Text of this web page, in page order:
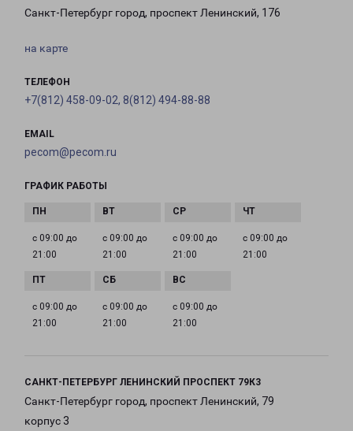
Санкт-Петербург город, проспект Ленинский, 176
на карте
ТЕЛЕФОН
+7(812) 458-09-02, 8(812) 494-88-88
EMAIL
pecom@pecom.ru
ГРАФИК РАБОТЫ
с 09:00 до
21:00
с 09:00 до
21:00
с 09:00 до
21:00
с 09:00 до
21:00
с 09:00 до
21:00
с 09:00 до
21:00
с 09:00 до
21:00
САНКТ-ПЕТЕРБУРГ ЛЕНИНСКИЙ ПРОСПЕКТ 79К3
Санкт-Петербург город, проспект Ленинский, 79
корпус 3